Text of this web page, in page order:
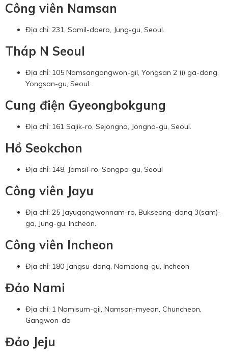
Công viên Namsan
Địa chỉ: 231, Samil-daero, Jung-gu, Seoul.
Tháp N Seoul
Địa chỉ: 105 Namsangongwon-gil, Yongsan 2 (i) ga-dong,
Yongsan-gu, Seoul.
Cung điện Gyeongbokgung
Địa chỉ: 161 Sajik-ro, Sejongno, Jongno-gu, Seoul.
Hồ Seokchon
Địa chỉ: 148, Jamsil-ro, Songpa-gu, Seoul
Công viên Jayu
Địa chỉ: 25 Jayugongwonnam-ro, Bukseong-dong 3(sam)-
ga, Jung-gu, Incheon.
Công viên Incheon
Địa chỉ: 180 Jangsu-dong, Namdong-gu, Incheon
Đảo Nami
Địa chỉ: 1 Namisum-gil, Namsan-myeon, Chuncheon,
Gangwon-do
Đảo Jeju